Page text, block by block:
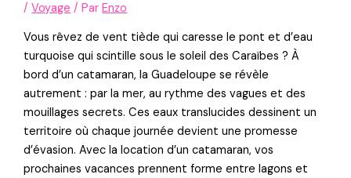
/Voyage / ParEnzo
Vous rêvez de vent tiède qui caresse le pont et d’eau
turquoise qui scintille sous le soleil des Caraïbes ? À
bord d’un catamaran, la Guadeloupe se révèle
autrement : par la mer, au rythme des vagues et des
mouillages secrets. Ces eaux translucides dessinent un
territoire où chaque journée devient une promesse
d’évasion. Avec la location d’un catamaran, vos
prochaines vacances prennent forme entre lagons et